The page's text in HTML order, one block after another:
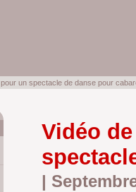
Vidéo
|
un spectacle de danse pour